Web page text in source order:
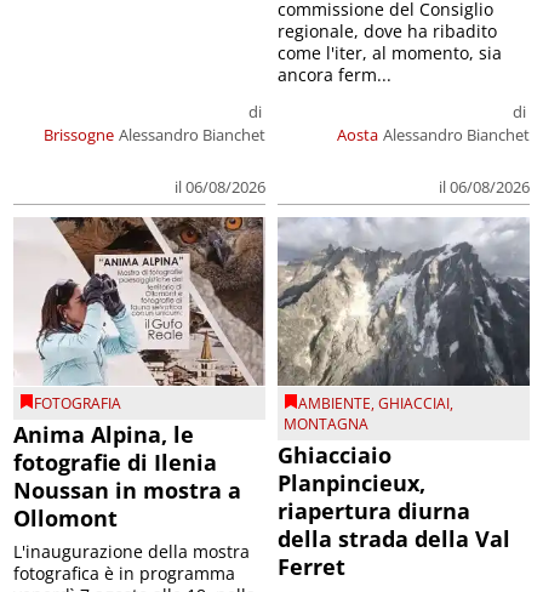
Brissogne
di
Alessandro Bianchet
il 06/08/2026
Aosta
di
Alessandro Bianchet
il 06/08/2026
commissione del Consiglio
regionale, dove ha ribadito
come l'iter, al momento, sia
ancora ferm...
FOTOGRAFIA
Anima Alpina, le
fotografie di Ilenia
Noussan in mostra a
Ollomont
L'inaugurazione della mostra
fotografica è in programma
AMBIENTE,GHIACCIAI,
MONTAGNA
Ghiacciaio
Planpincieux,
riapertura diurna
della strada della Val
Ferret